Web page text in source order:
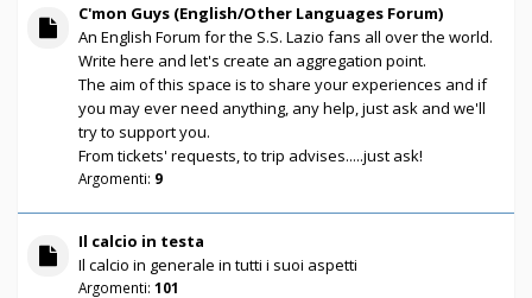
C'mon Guys (English/Other Languages Forum)
An English Forum for the S.S. Lazio fans all over the world.
Write here and let's create an aggregation point.
The aim of this space is to share your experiences and if
you may ever need anything, any help, just ask and we'll
try to support you.
From tickets' requests, to trip advises.....just ask!
Argomenti: 9
Il calcio in testa
Il calcio in generale in tutti i suoi aspetti
Argomenti: 101